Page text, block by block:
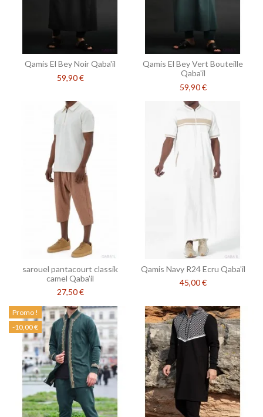
Qamis El Bey Noir Qaba'il
59,90 €
Qamis El Bey Vert Bouteille
Qaba'il
59,90 €
sarouel pantacourt classik
camel Qaba'il
27,50 €
Qamis Navy R24 Ecru Qaba'il
45,00 €
Promo !
-10,00 €